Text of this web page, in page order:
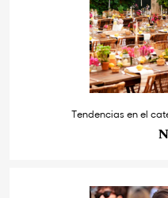
Tendencias en el